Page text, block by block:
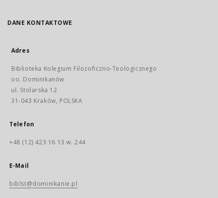
DANE KONTAKTOWE
Adres
Biblioteka Kolegium Filozoficzno-Teologicznego
oo. Dominikanów
ul. Stolarska 12
31-043 Kraków, POLSKA
Telefon
+48 (12) 423 16 13 w. 244
E-Mail
biblst@dominikanie.pl